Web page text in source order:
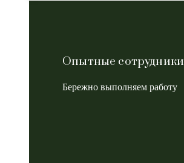
Опытные сотрудники
Бережно выполняем работу